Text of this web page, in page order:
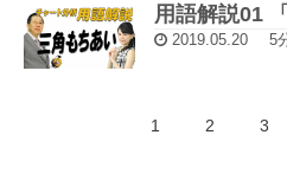
用語解説01
2019.05.20 5
1 2 3